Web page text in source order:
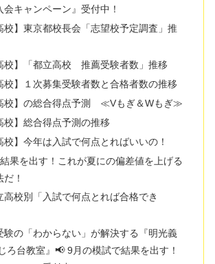
会キャンペーン』受付中！
校】東京都校長会「志望校予定調査」推
校】「都立高校 推薦受験者数」推移
校】１次募集受験者数と合格者数の推移
校】の総合得点予測 ≪Vもぎ＆Wもぎ≫
校】総合得点予測の推移
校】今年は入試で何点とればいいの！
果を出す！これが夏にの偏差値を上げる
！
高校別「入試で何点とれば合格でき
験の「わからない」が解決する『明光義
ろ台教室』📢 9月の模試で結果を出す！